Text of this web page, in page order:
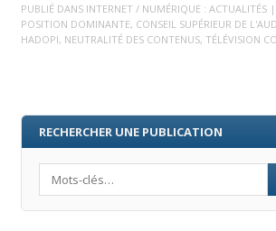
PUBLIÉ DANS INTERNET / NUMÉRIQUE : ACTUALITÉS
POSITION DOMINANTE, CONSEIL SUPÉRIEUR DE
HADOPI, NEUTRALITÉ DES CONTENUS, TÉLÉVISION
RECHERCHER UNE PUBLICATION